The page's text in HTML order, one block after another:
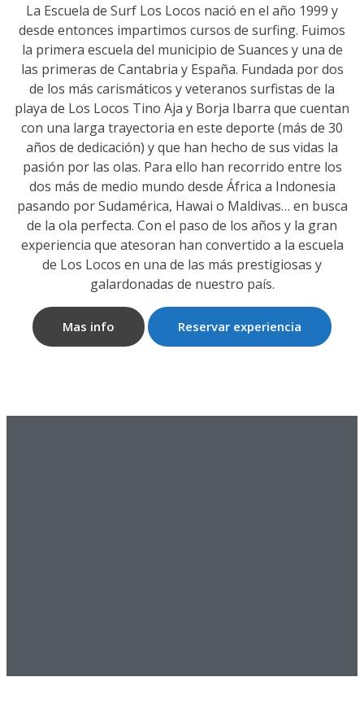
La Escuela de Surf Los Locos nació en el año 1999 y
desde entonces impartimos cursos de surfing. Fuimos
la primera escuela del municipio de Suances y una de
las primeras de Cantabria y España. Fundada por dos
de los más carismáticos y veteranos surfistas de la
playa de Los Locos Tino Aja y Borja Ibarra que cuentan
con una larga trayectoria en este deporte (más de 30
años de dedicación) y que han hecho de sus vidas la
pasión por las olas. Para ello han recorrido entre los
dos más de medio mundo desde África a Indonesia
pasando por Sudamérica, Hawai o Maldivas… en busca
de la ola perfecta. Con el paso de los años y la gran
experiencia que atesoran han convertido a la escuela
de Los Locos en una de las más prestigiosas y
galardonadas de nuestro país.
Mas info Reservar experiencia